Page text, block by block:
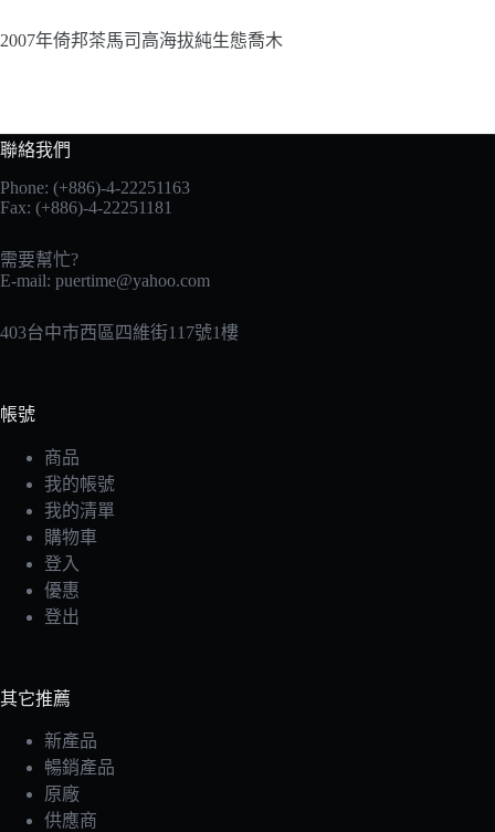
2007年倚邦茶馬司高海拔純生態喬木
聯絡我們
Phone: (+886)-4-22251163
Fax: (+886)-4-22251181
需要幫忙?
E-mail: puertime@yahoo.com
403台中市西區四維街117號1樓
帳號
商品
我的帳號
我的清單
購物車
登入
優惠
登出
其它推薦
新產品
暢銷產品
原廠
供應商